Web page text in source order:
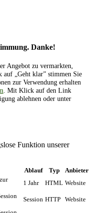
Danke!
Angebot zu vermarkten,
„Geht klar” stimmen Sie
zur Verwendung erhalten
. Mit Klick auf den Link
ablehnen oder unter
Funktion unserer
Ablauf Typ
Anbieter
1 Jahr HTML Website
Session HTTP Website